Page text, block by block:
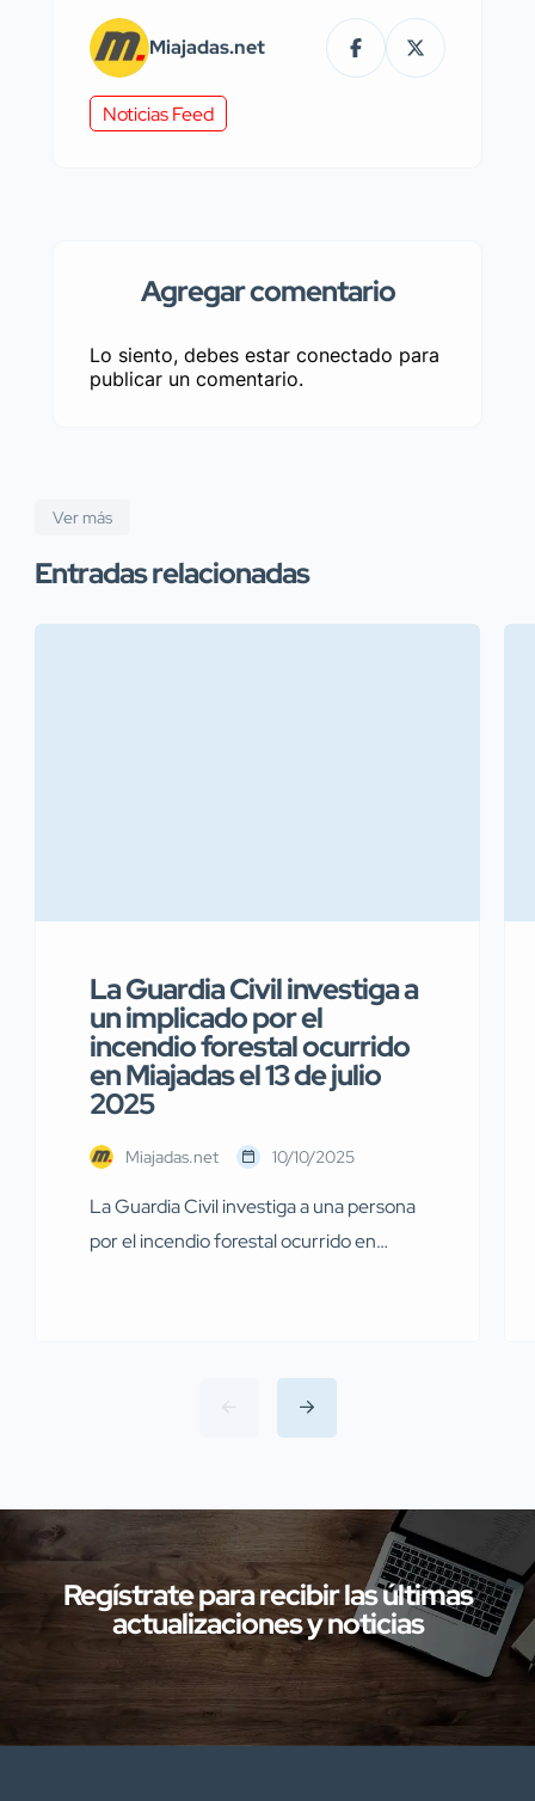
Miajadas.net
Noticias Feed
Agregar comentario
Lo siento, debes estar conectado para
publicar un comentario.
Ver más
Entradas relacionadas
La Guardia Civil investiga a
un implicado por el
incendio forestal ocurrido
en Miajadas el 13 de julio
2025
Miajadas.net 10/10/2025
La Guardia Civil investiga a una persona
por el incendio forestal ocurrido en
(SEPRONA) de la Comandancia de
Cáceres han llevado a cabo
con presuntos delitos […]
Regístrate para recibir las últimas
actualizaciones y noticias